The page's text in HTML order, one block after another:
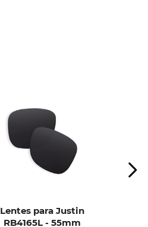
Lentes para Justin
RB4165L - 55mm